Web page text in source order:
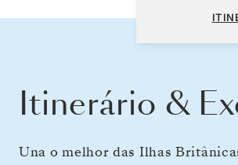
Southampton a Reykjavik
Itinerário &
Una o melhor das Ilhas